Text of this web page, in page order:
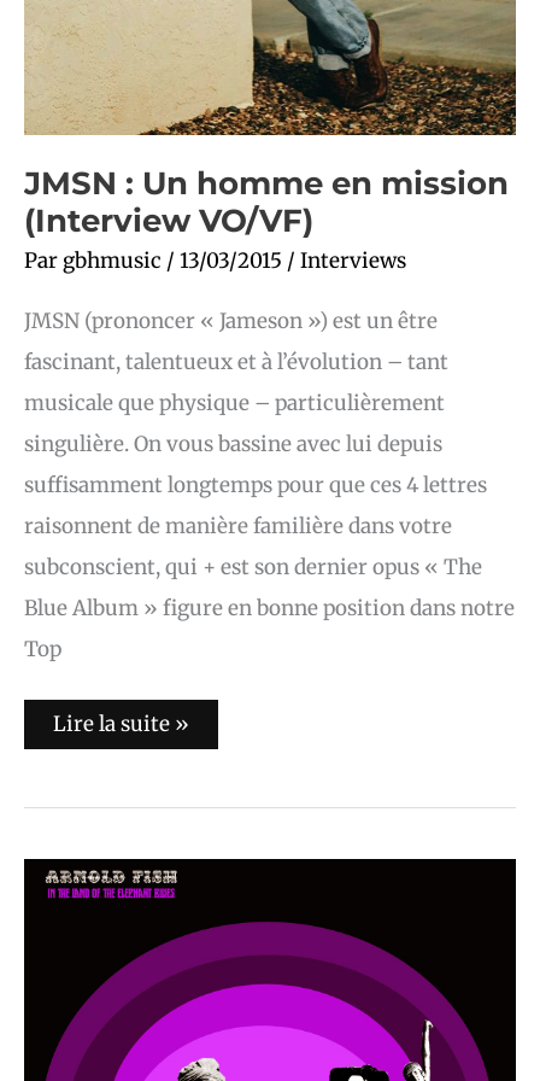
JMSN : Un homme en mission
(Interview VO/VF)
Par gbhmusic / 13/03/2015 / Interviews
JMSN (prononcer « Jameson ») est un être
fascinant, talentueux et à l’évolution – tant
musicale que physique – particulièrement
singulière. On vous bassine avec lui depuis
suffisamment longtemps pour que ces 4 lettres
raisonnent de manière familière dans votre
subconscient, qui + est son dernier opus « The
Blue Album » figure en bonne position dans notre
Top
Lire la suite »
Arnold
FISH
The
Elephant
Blues »
(Streaming